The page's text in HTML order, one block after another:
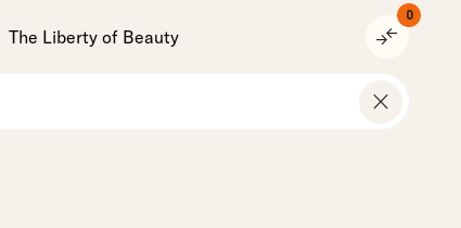
The Liberty of Beauty compare_arrows
0
close